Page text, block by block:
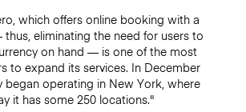
which offers online booking with a
eliminating the need for users to
on hand — is one of the most
to expand its services. In December
began operating in New York, where
it has some 250 locations."